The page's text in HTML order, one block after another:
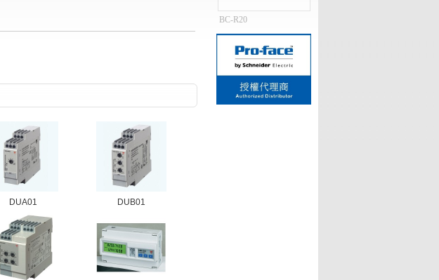
DUA01 DUB01
NX-D15/2...
1 2 3 4 5